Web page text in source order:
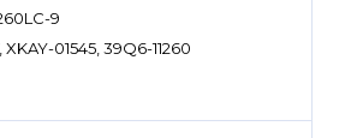
9
XKAY-01545, 39Q6-11260